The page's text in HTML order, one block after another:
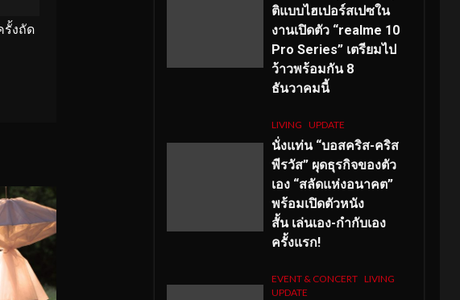
รั้งถัด
ติแบบไฮเปอร์สเปซใน
งานเปิดตัว “realme 10
Pro Series” เตรียมไป
ว้าวพร้อมกัน 8
ธันวาคมนี้
LIVING UPDATE
นั่งแท่น “บอสคริส-คริส
พีรวัส” ผุดธุรกิจของตัว
เอง “สลัดแห่งอนาคต”
พร้อมเปิดตัวหนัง
สั้น เล่นเอง-กำกับเอง
ครั้งแรก!
EVENT & CONCERT LIVING
UPDATE